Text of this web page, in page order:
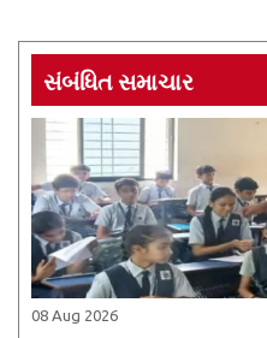
સંબંધિત સમાચાર
08 Aug 2026